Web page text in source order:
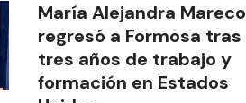
María Alejandra Mareco
regresó a Formosa tras
tres años de trabajo y
formación en Estados